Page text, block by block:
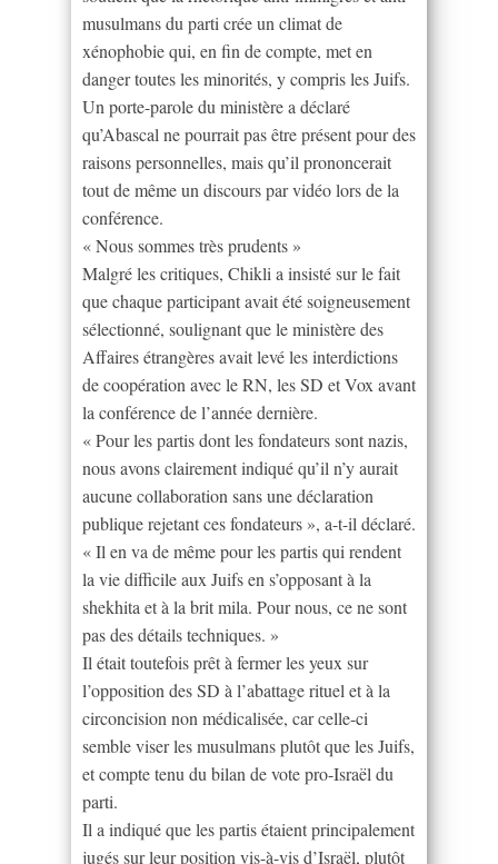
musulmans du parti crée un climat de
xénophobie qui, en fin de compte, met en
danger toutes les minorités, y compris les Juifs.
Un porte-parole du ministère a déclaré
qu’Abascal ne pourrait pas être présent pour des
raisons personnelles, mais qu’il prononcerait
tout de même un discours par vidéo lors de la
conférence.
« Nous sommes très prudents »
Malgré les critiques, Chikli a insisté sur le fait
que chaque participant avait été soigneusement
sélectionné, soulignant que le ministère des
Affaires étrangères avait levé les interdictions
de coopération avec le RN, les SD et Vox avant
la conférence de l’année dernière.
« Pour les partis dont les fondateurs sont nazis,
nous avons clairement indiqué qu’il n’y aurait
aucune collaboration sans une déclaration
publique rejetant ces fondateurs », a-t-il déclaré.
« Il en va de même pour les partis qui rendent
la vie difficile aux Juifs en s’opposant à la
shekhita et à la brit mila. Pour nous, ce ne sont
pas des détails techniques. »
Il était toutefois prêt à fermer les yeux sur
l’opposition des SD à l’abattage rituel et à la
circoncision non médicalisée, car celle-ci
semble viser les musulmans plutôt que les Juifs,
et compte tenu du bilan de vote pro-Israël du
parti.
Il a indiqué que les partis étaient principalement
jugés sur leur position vis-à-vis d’Israël, plutôt